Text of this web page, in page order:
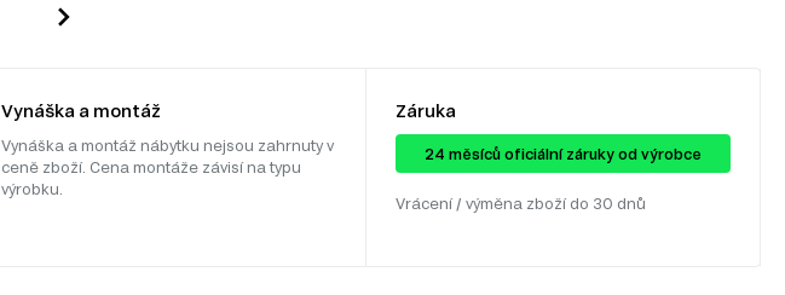
Vynáška a montáž
Vynáška a montáž nábytku nejsou zahrnuty v
ceně zboží. Cena montáže závisí na typu
výrobku.
Záruka
24 ​​​​měsíců oficiální záruky od výrobce
Vrácení / výměna zboží do 30 dnů